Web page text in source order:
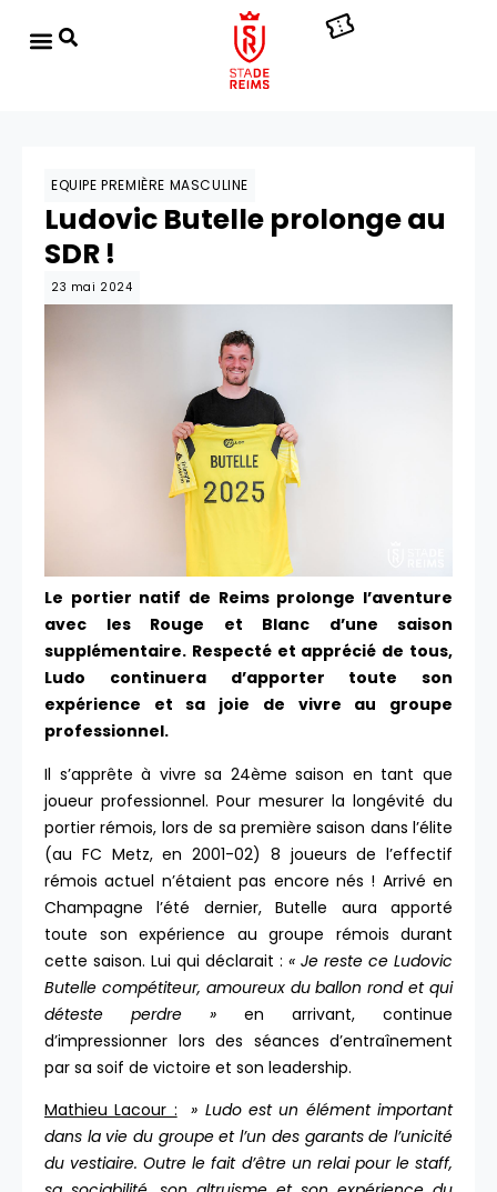
EQUIPE PREMIÈRE MASCULINE
Ludovic Butelle prolonge au
SDR !
23 mai 2024
Le portier natif de Reims prolonge l’aventure
avec les Rouge et Blanc d’une saison
supplémentaire. Respecté et apprécié de tous,
Ludo continuera d’apporter toute son
expérience et sa joie de vivre au groupe
professionnel.
Il s’apprête à vivre sa 24ème saison en tant que
joueur professionnel. Pour mesurer la longévité du
portier rémois, lors de sa première saison dans l’élite
(au FC Metz, en 2001-02) 8 joueurs de l’effectif
rémois actuel n’étaient pas encore nés ! Arrivé en
Champagne l’été dernier, Butelle aura apporté
toute son expérience au groupe rémois durant
cette saison. Lui qui déclarait : « Je reste ce Ludovic
Butelle compétiteur, amoureux du ballon rond et qui
déteste perdre » en arrivant, continue
d’impressionner lors des séances d’entraînement
par sa soif de victoire et son leadership.
Mathieu Lacour :
» Ludo est un élément important
dans la vie du groupe et l’un des garants de l’unicité
du vestiaire. Outre le fait d’être un relai pour le staff,